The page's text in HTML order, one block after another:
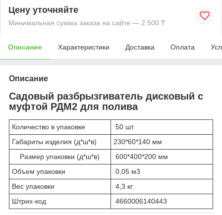
Цену уточняйте
Минимальная сумма заказа на сайте — 2 500 ₸
Описание Характеристики Доставка Оплата
Описание
Садовый разбрызгиватель дисковый с
муфтой РДМ2 для полива
Количество в упаковке
50 шт
Габариты изделия (д*ш*в)
230*60*140 мм
Размер упаковки (д*ш*в)
600*400*200 мм
Объем упаковки
0,05 м3
Вес упаковки
4,3 кг
Штрих-код
4660006140443